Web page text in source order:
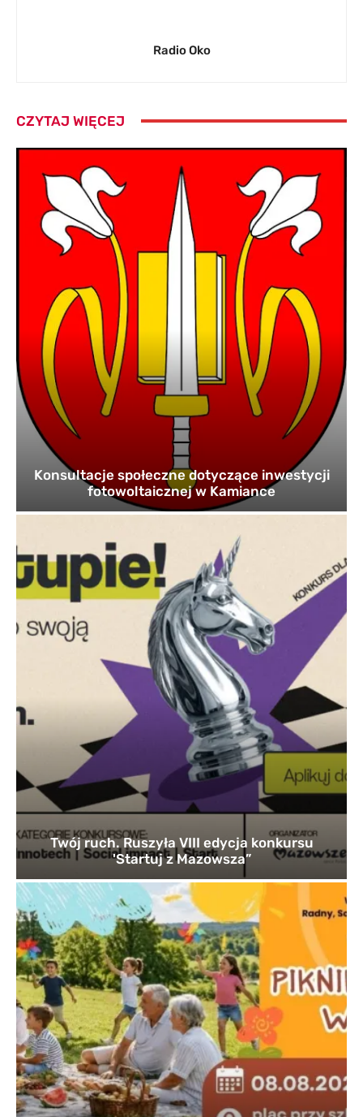
Radio Oko
CZYTAJ WIĘCEJ
Konsultacje społeczne dotyczące inwestycji
fotowoltaicznej w Kamiance
Twój ruch. Ruszyła VIII edycja konkursu
'Startuj z Mazowsza”